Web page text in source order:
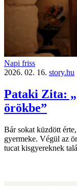
Napi friss
2026. 02. 16. story.hu
Pataki Zita:
örökbe”
Bár sokat küzdött
gyermeke. Végül az
tucat kisgyereknek